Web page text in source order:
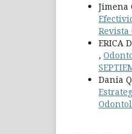
Jimena
Revista
ERICA
,
Dania